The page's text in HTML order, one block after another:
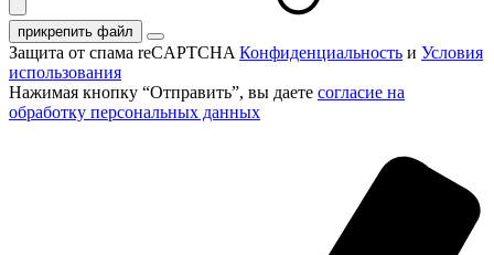
прикрепить файл
Защита от спама reCAPTCHA Конфиденциальность и Условия
использования
Нажимая кнопку “Отправить”, вы даете согласие на
обработку персональных данных